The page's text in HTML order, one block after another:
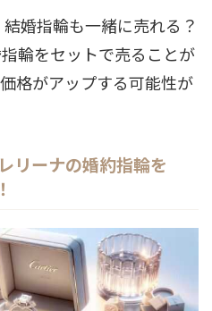
婚指輪も一緒に売れる？
輪をセットで売ることが
格がアップする可能性が
リーナの婚約指輪を